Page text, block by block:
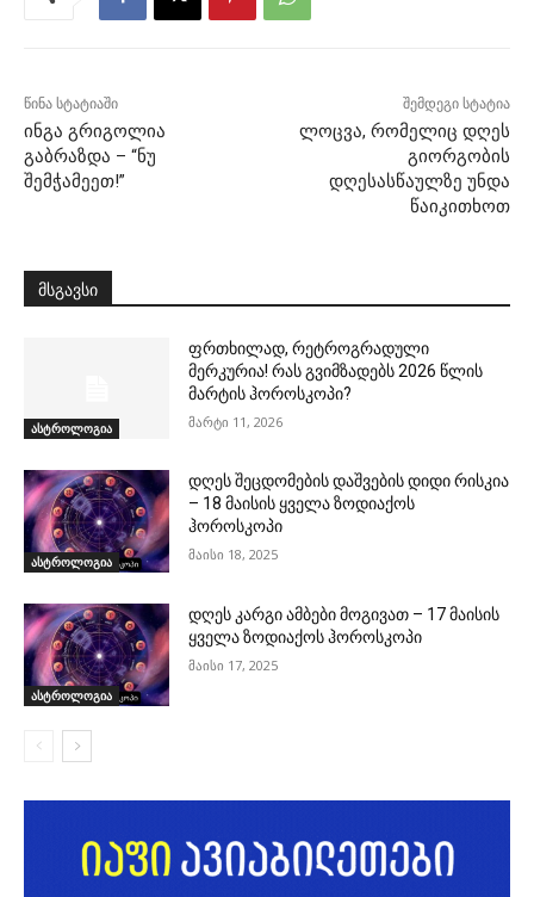
წინა სტატიაში
ინგა გრიგოლია
გაბრაზდა – “ნუ
შემჭამეეთ!”
შემდეგი სტატია
ლოცვა, რომელიც დღეს
გიორგობის
დღესასწაულზე უნდა
წაიკითხოთ
მსგავსი
ასტროლოგია
ფრთხილად, რეტროგრადული
მერკურია! რას გვიმზადებს 2026 წლის
მარტის ჰოროსკოპი?
მარტი 11, 2026
ასტროლოგია
დღეს შეცდომების დაშვების დიდი რისკია
– 18 მაისის ყველა ზოდიაქოს
ჰოროსკოპი
მაისი 18, 2025
ასტროლოგია
დღეს კარგი ამბები მოგივათ – 17 მაისის
ყველა ზოდიაქოს ჰოროსკოპი
მაისი 17, 2025